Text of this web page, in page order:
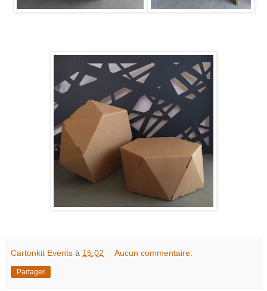
Cartonkit Events à 15:02 Aucun commentaire:
Partager